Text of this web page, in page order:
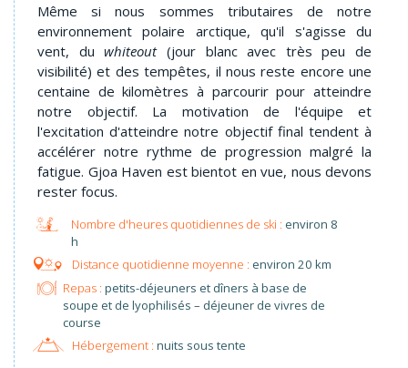
Même si nous sommes tributaires de notre
environnement polaire arctique, qu'il s'agisse du
vent, duwhiteout(jour blanc avec très peu de
visibilité) et des tempêtes, il nous reste encore une
centaine de kilomètres à parcourir pour atteindre
notre objectif. La motivation de l'équipe et
l'excitation d'atteindre notre objectif final tendent à
accélérer notre rythme de progression malgré la
fatigue. Gjoa Haven est bientot en vue, nous devons
rester focus.
environ 8
h
environ 20 km
Repas : petits-déjeuners et dîners à base de
soupe et de lyophilisés – déjeuner de vivres de
course
Hébergement : nuits sous tente